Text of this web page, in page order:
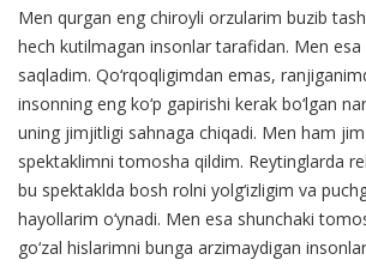
Product
Summery
Men qurgan eng chiroyli orzularim buzib
hech kutilmagan insonlar tarafidan. Men
saqladim. Qo‘rqoqligimdan emas,
insonning eng ko‘p gapirishi kerak bo‘lgan
uning jimjitligi sahnaga chiqadi. Men ham jim
spektaklimni tomosha qildim. Reytinglarda
bu spektaklda bosh rolni yolg‘izligim va
hayollarim o‘ynadi. Men esa shunchaki
go‘zal hislarimni bunga arzimaydigan